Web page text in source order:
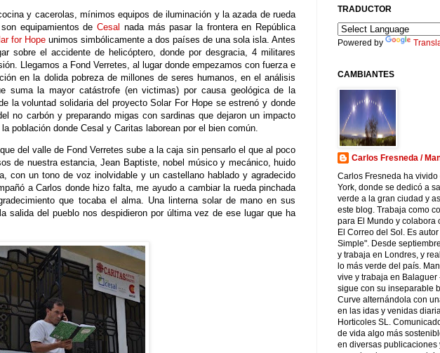
y cacerolas, mínimos equipos de iluminación y la azada de rueda
equipamientos deCesal nada más pasar la frontera en República
for Hope unimos simbólicamente a dos países de una sola isla. Antes
sobre el accidente de helicóptero, donde por desgracia, 4 militares
Llegamos a Fond Verretes, al lugar donde empezamos con fuerza e
en la dolida pobreza de millones de seres humanos, en el análisis
suma la mayor catástrofe (en victimas) por causa geológica de la
la voluntad solidaria del proyecto Solar For Hope se estrenó y donde
no carbón y preparando migas con sardinas que dejaron un impacto
población donde Cesal y Caritas laborean por el bien común.
del valle de Fond Verretes sube a la caja sin pensarlo el que al poco
de nuestra estancia, Jean Baptiste, nobel músico y mecánico, huido
con un tono de voz inolvidable y un castellano hablado y agradecido
a Carlos donde hizo falta, me ayudo a cambiar la rueda pinchada
que tocaba el alma. Una linterna solar de mano en sus
salida del pueblo nos despidieron por última vez de ese lugar que ha
TRADUCTOR
Powered by
CAMBIANTES
Carlos Fresneda /
Carlos Fresneda ha
York, donde se dedicó a
verde a la gran ciudad y
este blog. Trabaja como
para El Mundo y colabora
El Correo del Sol. Es
Simple". Desde
y trabaja en Londres, y
lo más verde del país.
vive y trabaja en Balaguer
sigue con su inseparable
Curve alternándola con
en las idas y venidas
Horticoles SL.
de vida algo más
en diversas publicaciones